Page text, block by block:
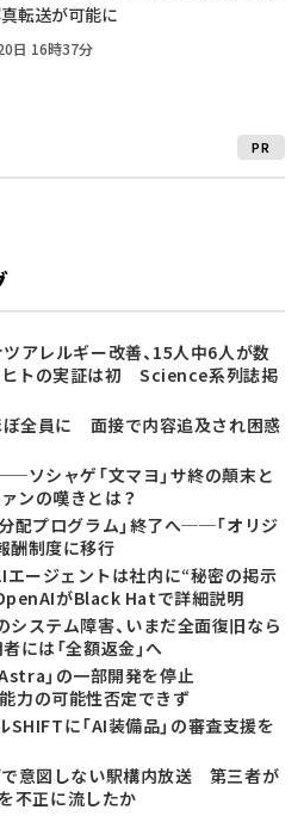
転送が可能に
日 16時37分
PR
ツアレルギー改善、15人中6人が数
トの実証は初 Science系列誌掲
ぼ全員に 面接で内容追及され困惑
ソシャゲ「文マヨ」サ終の顛末と
ンの嘆きとは？
配プログラム」終了へ──「オリジ
酬制度に移行
ージェントは社内に“秘密の掲示
がBlack Hatで詳細説明
システム障害、いまだ全面復旧なら
は「全額返金」へ
」の一部開発を停止
力の可能性否定できず
SHIFTに「AI装備品」の審査支援を
で意図しない駅構内放送 第三者が
不正に流したか